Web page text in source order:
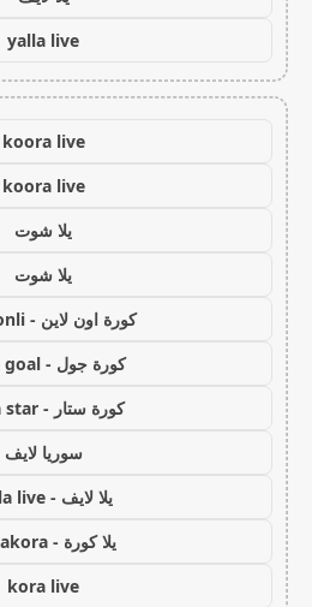
yalla live
koora live
koora live
يلا شوت
يلا شوت
كورة اون لاين - kora onli
كورة جول - kora goal
كورة ستار - kora star
سوريا لايف
يلا لايف - yalla live
يلا كورة - yallakora
kora live